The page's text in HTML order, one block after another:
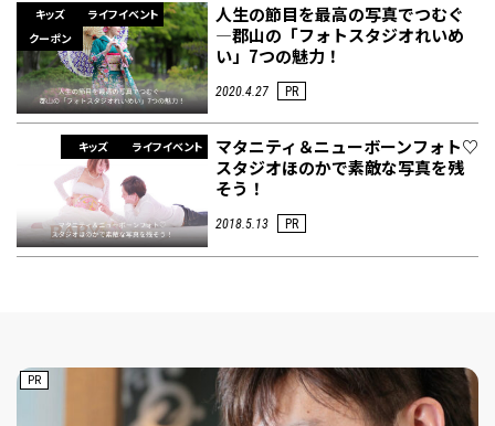
キッズ
ライフイベント
クーポン
人生の節目を最高の写真でつむぐ
―郡山の「フォトスタジオれいめ
い」7つの魅力！
2020.4.27 PR
キッズ ライフイベント
マタニティ＆ニューボーンフォト♡
スタジオほのかで素敵な写真を残
そう！
2018.5.13 PR
PR